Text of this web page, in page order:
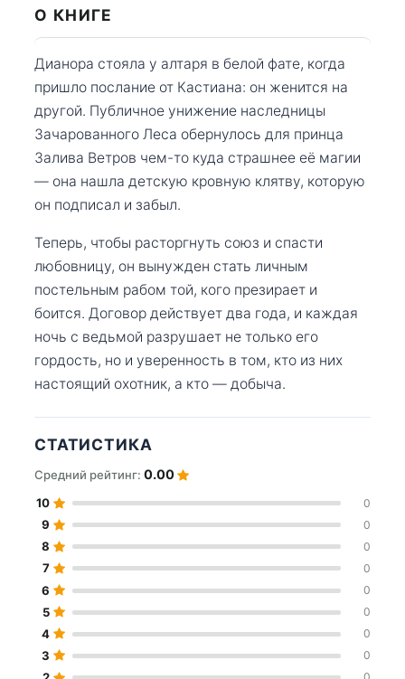
О КНИГЕ
Дианора стояла у алтаря в белой фате, когда
пришло послание от Кастиана: он женится на
другой. Публичное унижение наследницы
Зачарованного Леса обернулось для принца
Залива Ветров чем-то куда страшнее её магии
— она нашла детскую кровную клятву, которую
он подписал и забыл.
Теперь, чтобы расторгнуть союз и спасти
любовницу, он вынужден стать личным
постельным рабом той, кого презирает и
боится. Договор действует два года, и каждая
ночь с ведьмой разрушает не только его
гордость, но и уверенность в том, кто из них
настоящий охотник, а кто — добыча.
СТАТИСТИКА
Средний рейтинг: 0.00
10 0
9 0
8 0
7 0
6 0
5 0
4 0
3 0